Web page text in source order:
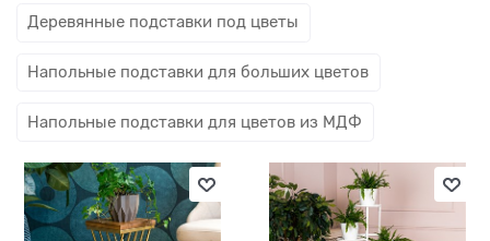
Деревянные подставки под цветы
Напольные подставки для больших цветов
Напольные подставки для цветов из МДФ